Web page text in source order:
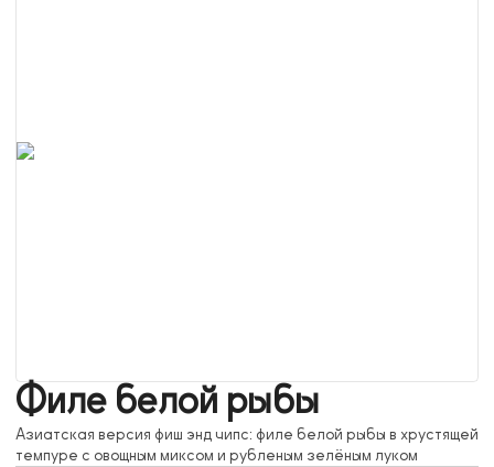
Филе белой рыбы
Азиатская версия фиш энд чипс: филе белой рыбы в хрустящей
темпуре с овощным миксом и рубленым зелёным луком